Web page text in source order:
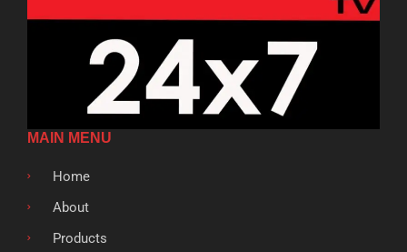
MAIN MENU
Home
About
Products